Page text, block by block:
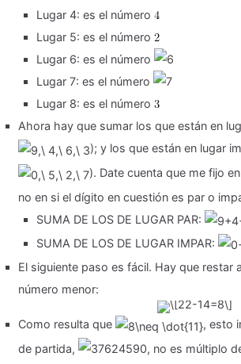
Lugar 4: es el número
Lugar 5: es el número
Lugar 6: es el número
Lugar 7: es el número
Lugar 8: es el número
Ahora hay que sumar los que están en
); y los que están en lugar
). Date cuenta que me fijo
no en si el dígito en cuestión es par o
SUMA DE LOS DE LUGAR PAR:
SUMA DE LOS DE LUGAR IMPAR:
El siguiente paso es fácil. Hay que restar
número menor:
Como resulta que
, esto
de partida,
, no es múltiplo